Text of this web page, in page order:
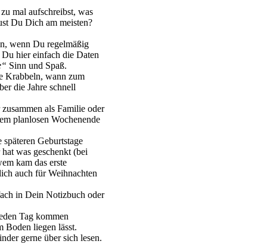
mal aufschreibst, was
Du Dich am meisten?
wenn Du regelmäßig
hier einfach die Daten
Sinn und Spaß.
Krabbeln, wann zum
die Jahre schnell
als Familie oder
planlosen Wochenende
Geburtstage
was geschenkt (bei
kam das erste
auch für Weihnachten
in Dein Notizbuch oder
Tag kommen
Boden liegen lässt.
gerne über sich lesen.